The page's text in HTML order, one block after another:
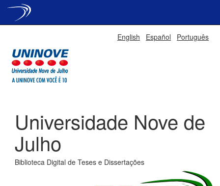
English Español Português
Universidade Nove de
Julho
Biblioteca Digital de Teses e Dissertações